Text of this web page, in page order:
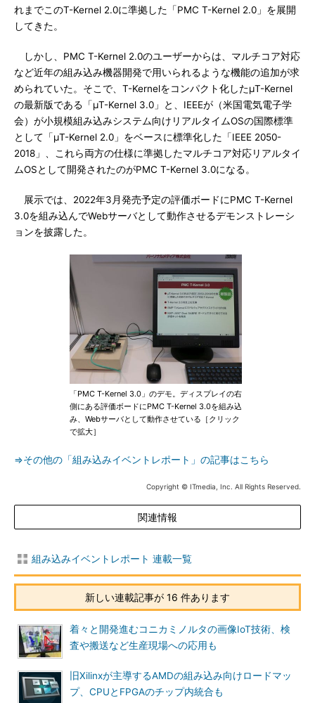
れまでこのT-Kernel 2.0に準拠した「PMC T-Kernel 2.0」を展開
してきた。
しかし、PMC T-Kernel 2.0のユーザーからは、マルチコア対応
など近年の組み込み機器開発で用いられるような機能の追加が求
められていた。そこで、T-Kernelをコンパクト化したμT-Kernel
の最新版である「μT-Kernel 3.0」と、IEEEが（米国電気電子学
会）が小規模組み込みシステム向けリアルタイムOSの国際標準
として「μT-Kernel 2.0」をベースに標準化した「IEEE 2050-
2018」、これら両方の仕様に準拠したマルチコア対応リアルタイ
ムOSとして開発されたのがPMC T-Kernel 3.0になる。
展示では、2022年3月発売予定の評価ボードにPMC T-Kernel
3.0を組み込んでWebサーバとして動作させるデモンストレーシ
ョンを披露した。
「PMC T-Kernel 3.0」のデモ。ディスプレイの右
側にある評価ボードにPMC T-Kernel 3.0を組み込
み、Webサーバとして動作させている［クリック
で拡大］
⇒その他の「組み込みイベントレポート」の記事はこちら
Copyright © ITmedia, Inc. All Rights Reserved.
関連情報
組み込みイベントレポート 連載一覧
新しい連載記事が 16 件あります
着々と開発進むコニカミノルタの画像IoT技術、検
査や搬送など生産現場への応用も
旧Xilinxが主導するAMDの組み込み向けロードマッ
プ、CPUとFPGAのチップ内統合も